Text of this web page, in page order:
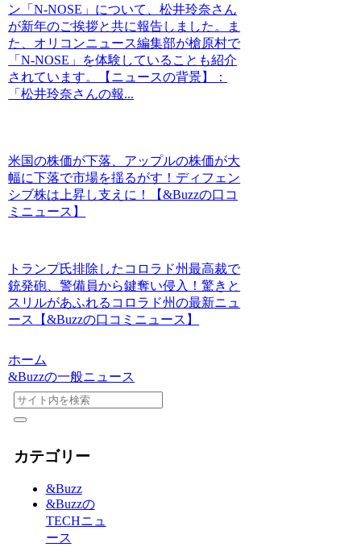
ン「N-NOSE」について、松井玲奈さん
が新年のご挨拶と共に報告しました。ま
た、オリコンニュース編集部が槍原村で
「N-NOSE」を体験していることも紹介
されています。【ニュースの背景】：
「松井玲奈さんの報...
米国の株価が下落、アップルの株価が大
幅に下落で市場を揺るがす！ディフェン
シブ株は上昇し支えに！【&Buzzの口コ
ミニュース】
トランプ氏排除したコロラド州最高裁で
銃発砲、警備員から鍵奪い侵入！驚きと
スリルがあふれるコロラド州の最新ニュ
ース【&Buzzの口コミニュース】
ホーム
&Buzzの一般ニュース
カテゴリー
&Buzz
&Buzzの
TECHニュ
ース